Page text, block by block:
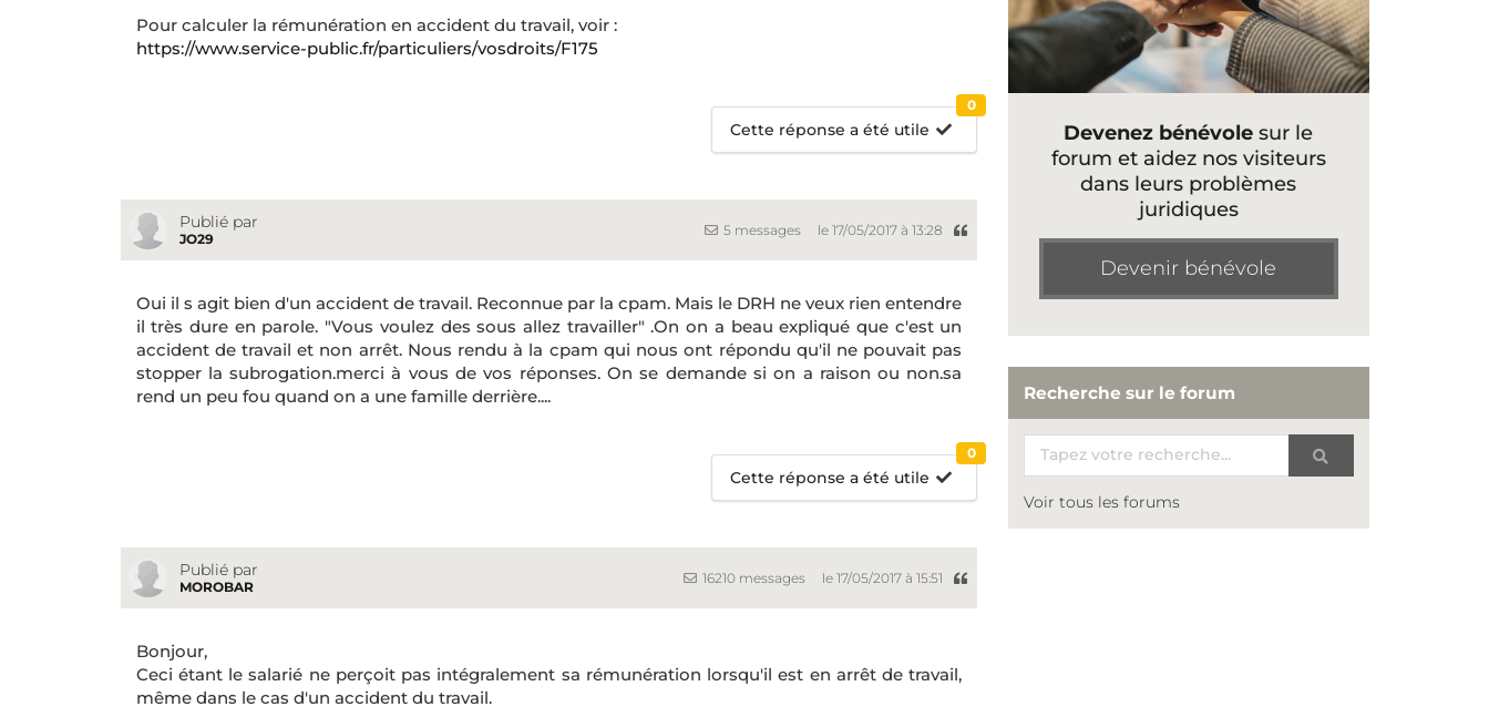
Pour calculer la rémunération en accident du travail, voir :
https://www.service-public.fr/particuliers/vosdroits/F175
Cette réponse a été utile
0
Publié par
JO29
5 messages le 17/05/2017 à 13:28
Oui il s agit bien d'un accident de travail. Reconnue par la cpam. Mais le DRH ne veux rien entendre
il très dure en parole. "Vous voulez des sous allez travailler" .On on a beau expliqué que c'est un
accident de travail et non arrêt. Nous rendu à la cpam qui nous ont répondu qu'il ne pouvait pas
stopper la subrogation.merci à vous de vos réponses. On se demande si on a raison ou non.sa
rend un peu fou quand on a une famille derrière....
Cette réponse a été utile
0
Publié par
MOROBAR
16210 messages le 17/05/2017 à 15:51
Bonjour,
Ceci étant le salarié ne perçoit pas intégralement sa rémunération lorsqu'il est en arrêt de travail,
même dans le cas d'un accident du travail.
Devenez bénévole sur le
forum et aidez nos visiteurs
dans leurs problèmes
juridiques
Devenir bénévole
Recherche sur le forum
Voir tous les forums